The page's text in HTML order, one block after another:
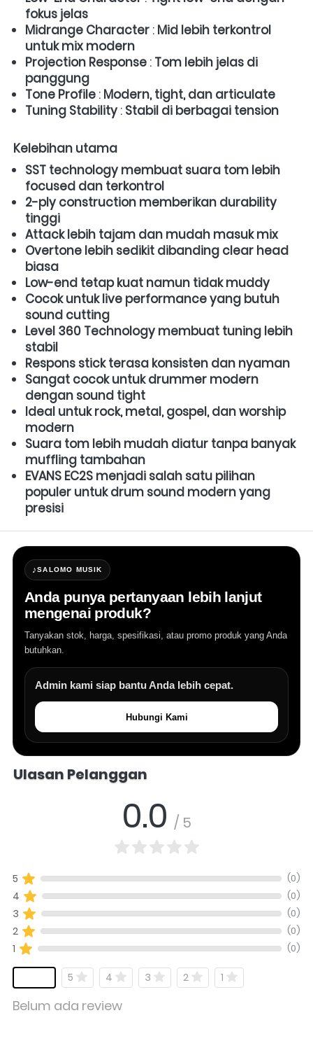
fokus jelas
Midrange Character : Mid lebih terkontrol
untuk mix modern
Projection Response : Tom lebih jelas di
panggung
Tone Profile : Modern, tight, dan articulate
Tuning Stability : Stabil di berbagai tension
Kelebihan utama
SST technology membuat suara tom lebih
focused dan terkontrol
2-ply construction memberikan durability
tinggi
Attack lebih tajam dan mudah masuk mix
Overtone lebih sedikit dibanding clear head
biasa
Low-end tetap kuat namun tidak muddy
Cocok untuk live performance yang butuh
sound cutting
Level 360 Technology membuat tuning lebih
stabil
Respons stick terasa konsisten dan nyaman
Sangat cocok untuk drummer modern
dengan sound tight
Ideal untuk rock, metal, gospel, dan worship
modern
Suara tom lebih mudah diatur tanpa banyak
muffling tambahan
EVANS EC2S menjadi salah satu pilihan
populer untuk drum sound modern yang
presisi
♪SALOMO MUSIK
Anda punya pertanyaan lebih lanjut
mengenai produk?
Tanyakan stok, harga, spesifikasi, atau promo produk yang Anda
butuhkan.
Admin kami siap bantu Anda lebih cepat.
Hubungi Kami
Ulasan Pelanggan
0.0 / 5
5 (0)
4 (0)
3 (0)
2 (0)
1 (0)
5 4 3 2 1
Belum ada review